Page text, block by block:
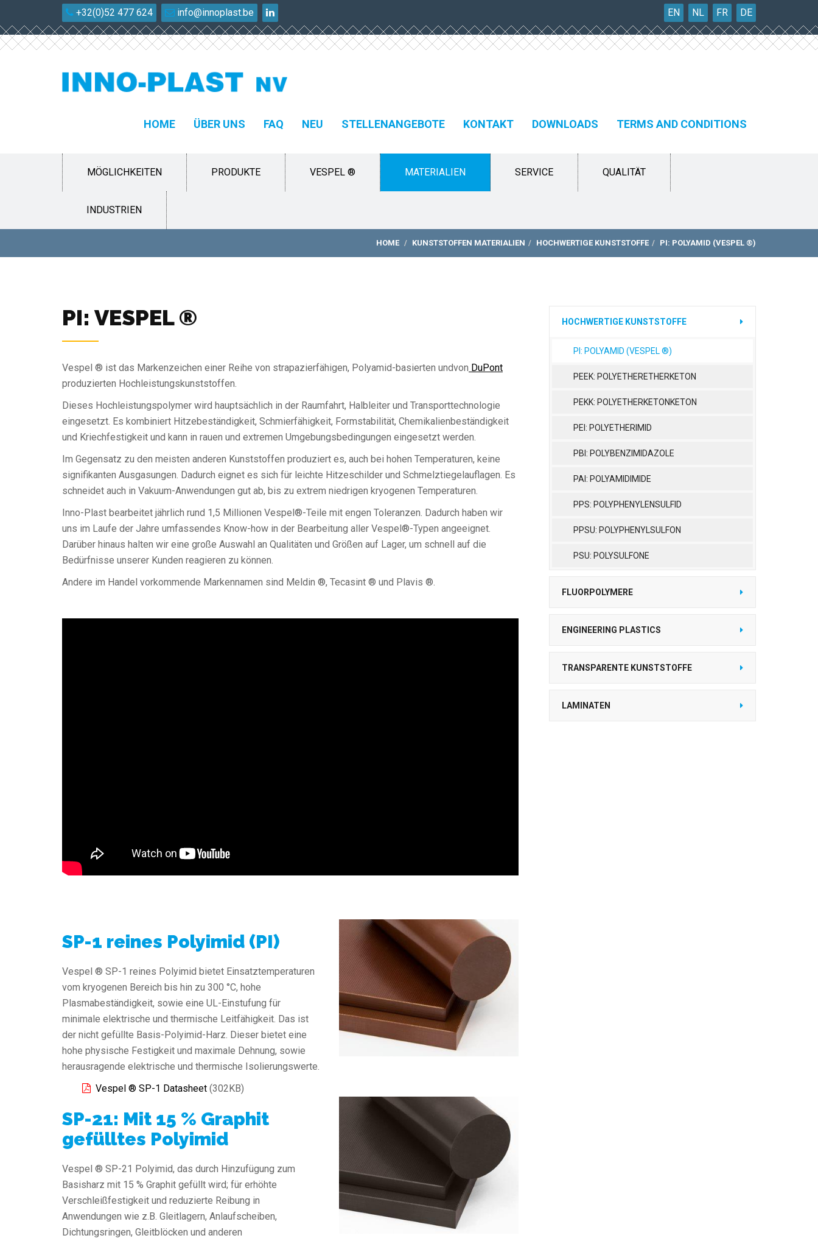
EN NL FR DE
+32(0)52 477 624 info@innoplast.be
HOME ÜBER UNS FAQ NEU STELLENANGEBOTE KONTAKT DOWNLOADS TERMS AND CONDITIONS
MÖGLICHKEITEN PRODUKTE VESPEL ® MATERIALIEN SERVICE QUALITÄT
INDUSTRIEN
HOME KUNSTSTOFFEN MATERIALIEN HOCHWERTIGE KUNSTSTOFFE PI: POLYAMID (VESPEL ®)
PI: VESPEL ®
Vespel ® ist das Markenzeichen einer Reihe von strapazierfähigen, Polyamid-basierten undvon DuPont
produzierten Hochleistungskunststoffen.
Dieses Hochleistungspolymer wird hauptsächlich in der Raumfahrt, Halbleiter und Transporttechnologie
eingesetzt. Es kombiniert Hitzebeständigkeit, Schmierfähigkeit, Formstabilität, Chemikalienbeständigkeit
und Kriechfestigkeit und kann in rauen und extremen Umgebungsbedingungen eingesetzt werden.
Im Gegensatz zu den meisten anderen Kunststoffen produziert es, auch bei hohen Temperaturen, keine
signifikanten Ausgasungen. Dadurch eignet es sich für leichte Hitzeschilder und Schmelztiegelauflagen. Es
schneidet auch in Vakuum-Anwendungen gut ab, bis zu extrem niedrigen kryogenen Temperaturen.
Inno-Plast bearbeitet jährlich rund 1,5 Millionen Vespel®-Teile mit engen Toleranzen. Dadurch haben wir
uns im Laufe der Jahre umfassendes Know-how in der Bearbeitung aller Vespel®-Typen angeeignet.
Darüber hinaus halten wir eine große Auswahl an Qualitäten und Größen auf Lager, um schnell auf die
Bedürfnisse unserer Kunden reagieren zu können.
Andere im Handel vorkommende Markennamen sind Meldin ®, Tecasint ® und Plavis ®.
SP-1 reines Polyimid (PI)
Vespel ® SP-1 reines Polyimid bietet Einsatztemperaturen
vom kryogenen Bereich bis hin zu 300 °C, hohe
Plasmabeständigkeit, sowie eine UL-Einstufung für
minimale elektrische und thermische Leitfähigkeit. Das ist
der nicht gefüllte Basis-Polyimid-Harz. Dieser bietet eine
hohe physische Festigkeit und maximale Dehnung, sowie
herausragende elektrische und thermische Isolierungswerte.
Vespel ® SP-1 Datasheet (302KB)
SP-21: Mit 15 % Graphit
gefülltes Polyimid
Vespel ® SP-21 Polyimid, das durch Hinzufügung zum
Basisharz mit 15 % Graphit gefüllt wird; für erhöhte
Verschleißfestigkeit und reduzierte Reibung in
Anwendungen wie z.B. Gleitlagern, Anlaufscheiben,
Dichtungsringen, Gleitblöcken und anderen
HOCHWERTIGE KUNSTSTOFFE
PI: POLYAMID (VESPEL ®)
PEEK: POLYETHERETHERKETON
PEKK: POLYETHERKETONKETON
PEI: POLYETHERIMID
PBI: POLYBENZIMIDAZOLE
PAI: POLYAMIDIMIDE
PPS: POLYPHENYLENSULFID
PPSU: POLYPHENYLSULFON
PSU: POLYSULFONE
FLUORPOLYMERE
ENGINEERING PLASTICS
TRANSPARENTE KUNSTSTOFFE
LAMINATEN